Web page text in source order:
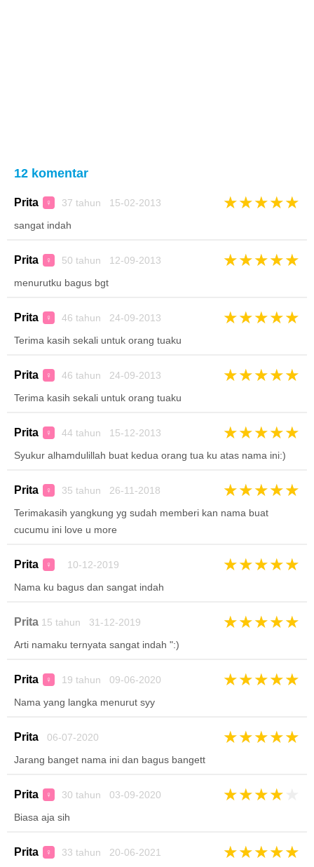
12 komentar
Prita ♀ 37 tahun 15-02-2013 ★★★★★
sangat indah
Prita ♀ 50 tahun 12-09-2013 ★★★★★
menurutku bagus bgt
Prita ♀ 46 tahun 24-09-2013 ★★★★★
Terima kasih sekali untuk orang tuaku
Prita ♀ 46 tahun 24-09-2013 ★★★★★
Terima kasih sekali untuk orang tuaku
Prita ♀ 44 tahun 15-12-2013 ★★★★★
Syukur alhamdulillah buat kedua orang tua ku atas nama ini:)
Prita ♀ 35 tahun 26-11-2018 ★★★★★
Terimakasih yangkung yg sudah memberi kan nama buat
cucumu ini love u more
Prita ♀ 10-12-2019 ★★★★★
Nama ku bagus dan sangat indah
Prita 15 tahun 31-12-2019 ★★★★★
Arti namaku ternyata sangat indah ":)
Prita ♀ 19 tahun 09-06-2020 ★★★★★
Nama yang langka menurut syy
Prita 06-07-2020 ★★★★★
Jarang banget nama ini dan bagus bangett
Prita ♀ 30 tahun 03-09-2020 ★★★★
Biasa aja sih
Prita ♀ 33 tahun 20-06-2021 ★★★★★